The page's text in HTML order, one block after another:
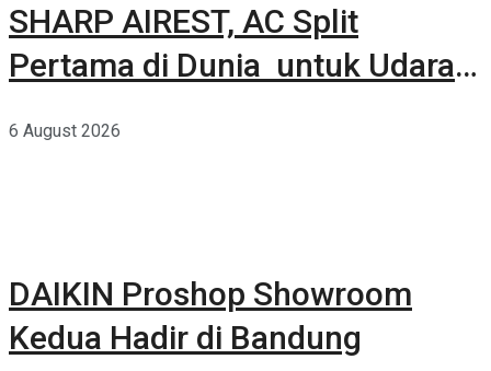
SHARP AIREST, AC Split
Pertama di Dunia untuk Udara
6 August 2026
DAIKIN Proshop Showroom
Kedua Hadir di Bandung